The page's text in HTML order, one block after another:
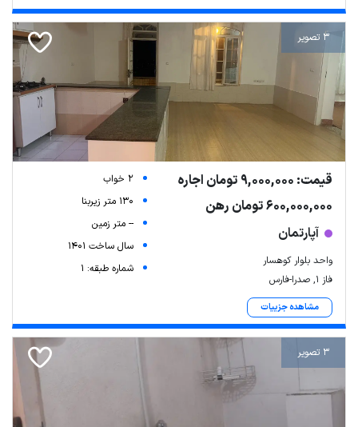
3 تصویر
قیمت: 9,000,000 تومان اجاره
600,000,000 تومان رهن
آپارتمان
واحد بلوار کوهسار
فاز ۱, صدرا-فارس
مشاهده جزییات
2 خواب
130 متر زیربنا
-- متر زمین
سال ساخت 1401
شماره طبقه: 1
3 تصویر